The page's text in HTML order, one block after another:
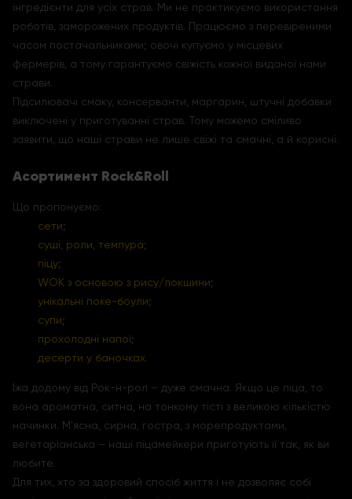
інгредієнти для усіх страв. Ми не практикуємо використання
роботів, заморожених продуктів. Працюємо з перевіреними
часом постачальниками; овочі купуємо у місцевих
фермерів, а тому гарантуємо свіжість кожної виданої нами
страви.
Підсилювачі смаку, консерванти, маргарин, штучні добавки
виключені у приготуванні страв. Тому можемо сміливо
заявити, що наші страви не лише свіжі та смачні, а й корисні.
Асортимент Rock&Roll
Що пропонуємо:
сети;
суші роли темпура;
піцу;
WOK з основою з рису/локшини;
унікальні поке-боули;
супи;
прохолодні напої;
десерти у баночках.
Їжа додому від Рок-н-рол – дуже смачна. Якщо це піца, то
вона ароматна, ситна, на тонкому тісті з великою кількістю
начинки. М'ясна, сирна, гостра, з морепродуктами,
вегетаріанська – наші піцамейкери приготують її так, як ви
любите.
Для тих, хто за здоровий спосіб життя і не дозволяє собі